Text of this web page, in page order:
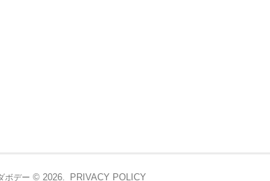
ボデー © 2026. PRIVACY POLICY